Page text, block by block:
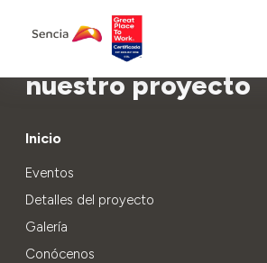
Aprende más sobre
nuestro proyecto
Inicio
Eventos
Detalles del proyecto
Galería
Conócenos